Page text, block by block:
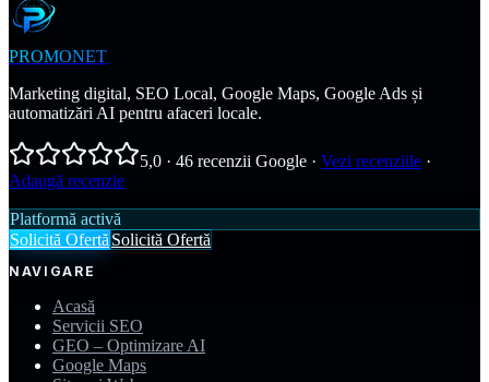
PROMONET
Marketing digital, SEO Local, Google Maps, Google Ads și
automatizări AI pentru afaceri locale.
5,0 · 46 recenzii Google · Vezi recenziile ·
Adaugă recenzie
Platformă activă
Solicită Ofertă Solicită Ofertă
NAVIGARE
Acasă
Servicii SEO
GEO – Optimizare AI
Google Maps